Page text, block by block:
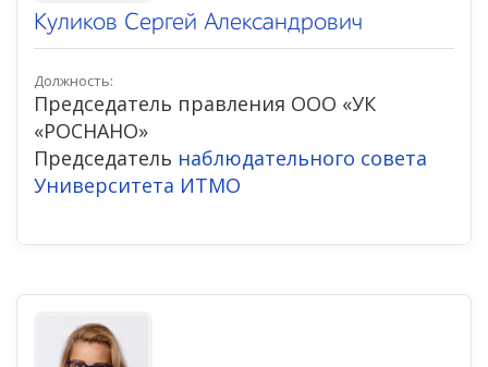
Куликов Сергей Александрович
Должность:
Председатель правления ООО «УК
«РОСНАНО»
Председатель наблюдательного совета
Университета ИТМО